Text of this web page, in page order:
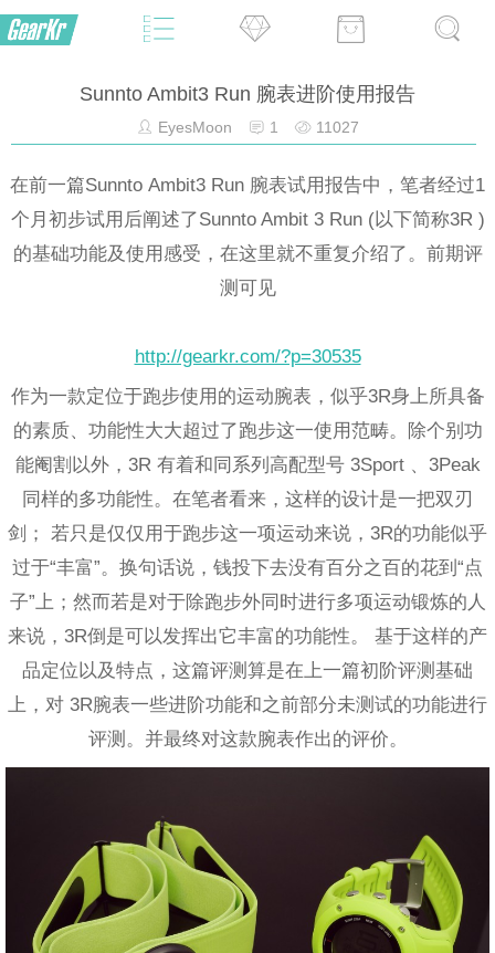
Sunnto Ambit3 Run 腕表进阶使用报告
EyesMoon 1 11027
在前一篇Sunnto Ambit3 Run 腕表试用报告中，笔者经过1
个月初步试用后阐述了Sunnto Ambit 3 Run (以下简称3R )
的基础功能及使用感受，在这里就不重复介绍了。前期评
测可见
http://gearkr.com/?p=30535
作为一款定位于跑步使用的运动腕表，似乎3R身上所具备
的素质、功能性大大超过了跑步这一使用范畴。除个别功
能阉割以外，3R 有着和同系列高配型号 3Sport 、3Peak
同样的多功能性。在笔者看来，这样的设计是一把双刃
剑； 若只是仅仅用于跑步这一项运动来说，3R的功能似乎
过于“丰富”。换句话说，钱投下去没有百分之百的花到“点
子”上；然而若是对于除跑步外同时进行多项运动锻炼的人
来说，3R倒是可以发挥出它丰富的功能性。 基于这样的产
品定位以及特点，这篇评测算是在上一篇初阶评测基础
上，对 3R腕表一些进阶功能和之前部分未测试的功能进行
评测。并最终对这款腕表作出的评价。